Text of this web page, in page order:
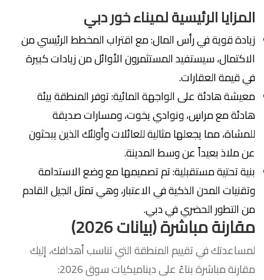
المزايا الرئيسية لميناء خور دبي
زيادة قوية في رأس المال: مع اقتراب المخطط الرئيسي من
الاكتمال، سيستفيد المستثمرون الأوائل من زيادات كبيرة
في قيمة العقارات.
معيشة هادئة على الواجهة المائية: توفر المنطقة بيئة
هادئة مع مراسٍ، ونوادي يخوت، ومسارات صديقة
للمشاة، مما يجعلها مثالية للعائلات وأولئك الذين يبحثون
عن ملاذ بعيداً عن وسط المدينة.
بنية تحتية مستقبلية: تم تصميمها مع وضع الاستدامة
وتقنيات المدن الذكية في الاعتبار، وهي تمثل الجيل القادم
من التطور الحضري في دبي.
مقارنة مباشرة (بيانات 2026)
لمساعدتك في تقييم المنطقة التي تناسب أهدافك، إليك
مقارنة مباشرة بناءً على ديناميكيات سوق 2026: